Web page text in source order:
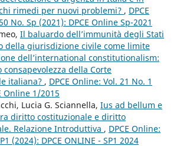
rimedi per nuovi problemi? , DPCE
No. Sp (2021): DPCE Online Sp-2021
Il baluardo dell’immunità degli Stati
della giurisdizione civile come limite
dell’international constitutionalism:
consapevolezza della Corte
italiana? , DPCE Online: Vol. 21 No. 1
Online 1/2015
Lucia G. Sciannella, Ius ad bellum e
diritto costituzionale e diritto
Relazione Introduttiva , DPCE Online:
(2024): DPCE ONLINE - SP1 2024